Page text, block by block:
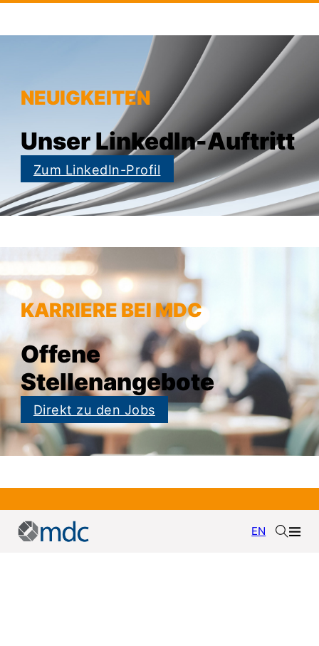
Unser LinkedIn-Auftritt
NEUIGKEITEN
Zum LinkedIn-Profil
Offene
Stellenangebote
KARRIERE BEI MDC
Direkt zu den Jobs
KEINE NEUIGKEITEN MEHR VERPASSEN EN